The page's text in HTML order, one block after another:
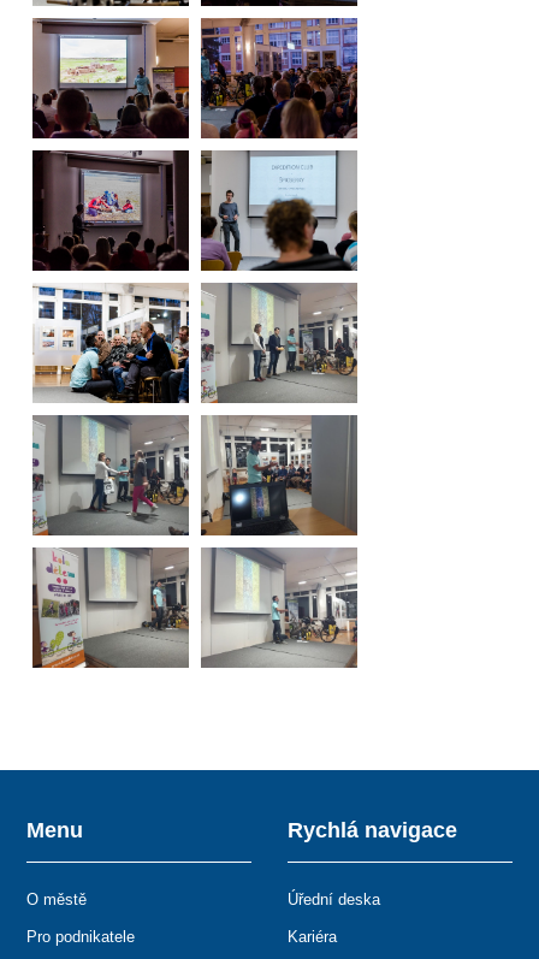
Menu
O městě
Pro podnikatele
Rychlá navigace
Úřední deska
Kariéra